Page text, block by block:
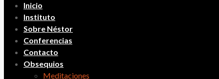
Inicio
Instituto
Sobre Néstor
Conferencias
Contacto
Obsequios
Meditaciones